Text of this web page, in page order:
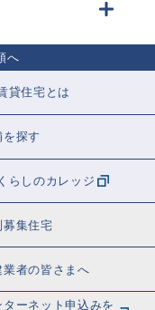
へ
貸住宅とは
を探す
らしのカレッジ
募集住宅
業者の皆さまへ
ターネット申込みを